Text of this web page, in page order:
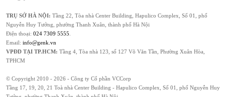
TRỤ SỞ HÀ NỘI: Tầng 22, Tòa nhà Center Building, Hapulico Complex, Số 01, phố
Nguyễn Huy Tưởng, phường Thanh Xuân, thành phố Hà Nội
Điện thoại: 024 7309 5555
Email: info@genk.vn
VPĐD TẠI TP.HCM: Tầng 4, Tòa nhà 123, số 127 Võ Văn Tần, Phường Xuân Hòa,
TPHCM
© Copyright 2010 - 2026 - Công ty Cổ phần VCCorp
Tầng 17, 19, 20, 21 Toà nhà Center Building - Hapulico Complex, Số 01, phố Nguyễn Huy